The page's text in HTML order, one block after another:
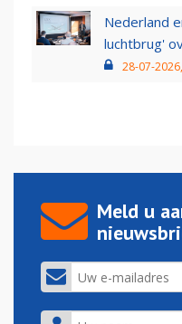
Nederland
luchtbrug'
28-07-
Meld u